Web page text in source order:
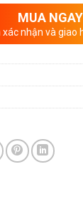
MUA NGAY
xác nhận và giao